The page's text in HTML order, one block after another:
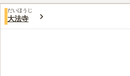
口コミ評価
みんなの評価
だいほうじ
大法寺